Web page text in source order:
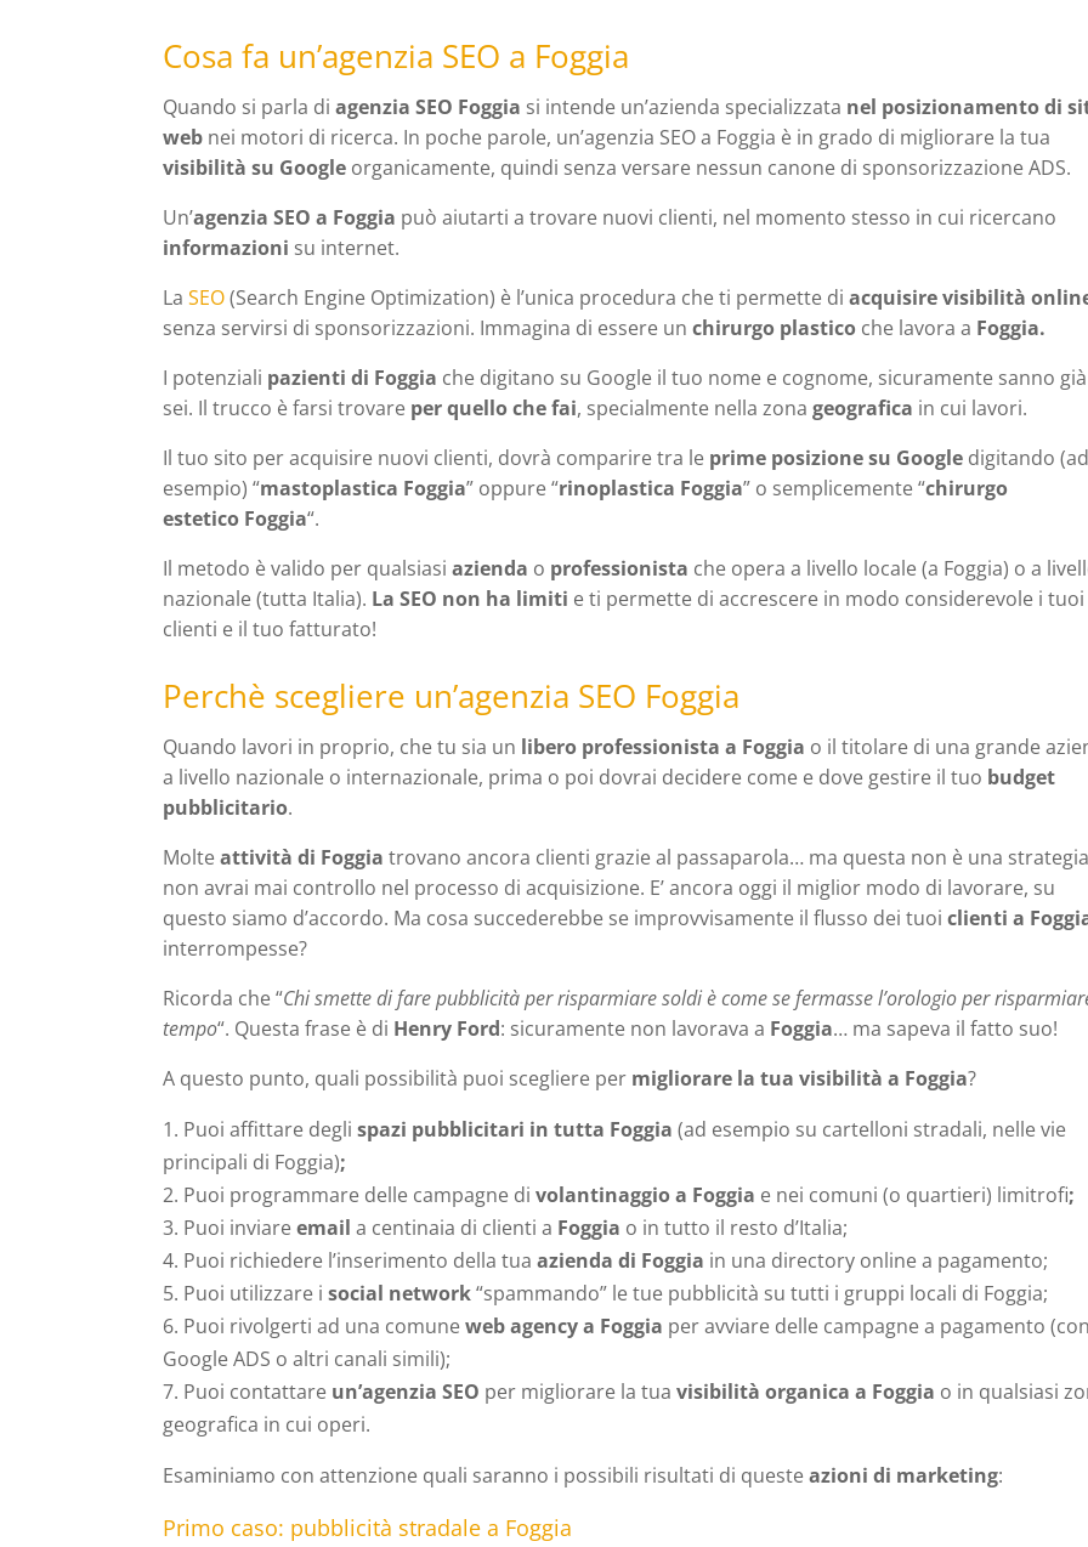
Cosa fa un’agenzia SEO a Foggia
Quando si parla diagenzia SEO Foggia si intende un’azienda specializzata nel posizionamento di
web nei motori di ricerca. In poche parole, un’agenzia SEO a Foggia è in grado di migliorare la tua
visibilità su Google organicamente, quindi senza versare nessun canone di sponsorizzazione ADS.
Un’agenzia SEO a Foggia può aiutarti a trovare nuovi clienti, nel momento stesso in cui ricercano
informazioni su internet.
LaSEO(Search Engine Optimization) è l’unica procedura che ti permette diacquisire visibilità
senza servirsi di sponsorizzazioni. Immagina di essere unchirurgo plastico che lavora a Foggia.
I potenziali pazienti di Foggia che digitano su Google il tuo nome e cognome, sicuramente sanno
sei. Il trucco è farsi trovare per quello che fai, specialmente nella zonageografica in cui lavori.
Il tuo sito per acquisire nuovi clienti, dovrà comparire tra le prime posizione su Google digitando (ad
esempio) “mastoplastica Foggia” oppure “rinoplastica Foggia” o semplicemente “chirurgo
estetico Foggia“.
Il metodo è valido per qualsiasiazienda o professionista che opera a livello locale (a Foggia) o a
nazionale (tutta Italia). La SEO non ha limiti e ti permette di accrescere in modo considerevole i tuoi
clienti e il tuo fatturato!
Perchè scegliere un’agenzia SEO Foggia
Quando lavori in proprio, che tu sia un libero professionista a Foggia o il titolare di una grande
a livello nazionale o internazionale, prima o poi dovrai decidere come e dove gestire il tuo budget
pubblicitario.
Molteattività di Foggia trovano ancora clienti grazie al passaparola… ma questa non è una
non avrai mai controllo nel processo di acquisizione. E’ ancora oggi il miglior modo di lavorare, su
questo siamo d’accordo. Ma cosa succederebbe se improvvisamente il flusso dei tuoiclienti a
interrompesse?
Ricorda che “Chi smette di fare pubblicità per risparmiare soldi è come se fermasse l’orologio per
tempo“. Questa frase è di Henry Ford: sicuramente non lavorava a Foggia… ma sapeva il fatto suo!
A questo punto, quali possibilità puoi scegliere per migliorare la tua visibilità a Foggia?
Puoi affittare deglispazi pubblicitari in tutta Foggia (ad esempio su cartelloni stradali, nelle vie
principali di Foggia);
Puoi programmare delle campagne divolantinaggio a Foggia e nei comuni (o quartieri) limitrofi;
Puoi inviareemail a centinaia di clienti a Foggia o in tutto il resto d’Italia;
Puoi richiedere l’inserimento della tuaazienda di Foggia in una directory online a pagamento;
Puoi utilizzare isocial network“spammando” le tue pubblicità su tutti i gruppi locali di Foggia;
Puoi rivolgerti ad una comuneweb agency a Foggia per avviare delle campagne a pagamento (con
Google ADS o altri canali simili);
Puoi contattare un’agenzia SEO per migliorare la tuavisibilità organica a Foggia o in qualsiasi
geografica in cui operi.
Esaminiamo con attenzione quali saranno i possibili risultati di questeazioni di marketing:
Primo caso: pubblicità stradale a Foggia